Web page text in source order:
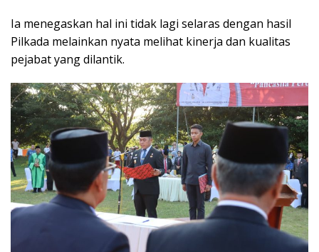
Ia menegaskan hal ini tidak lagi selaras dengan hasil
Pilkada melainkan nyata melihat kinerja dan kualitas
pejabat yang dilantik.